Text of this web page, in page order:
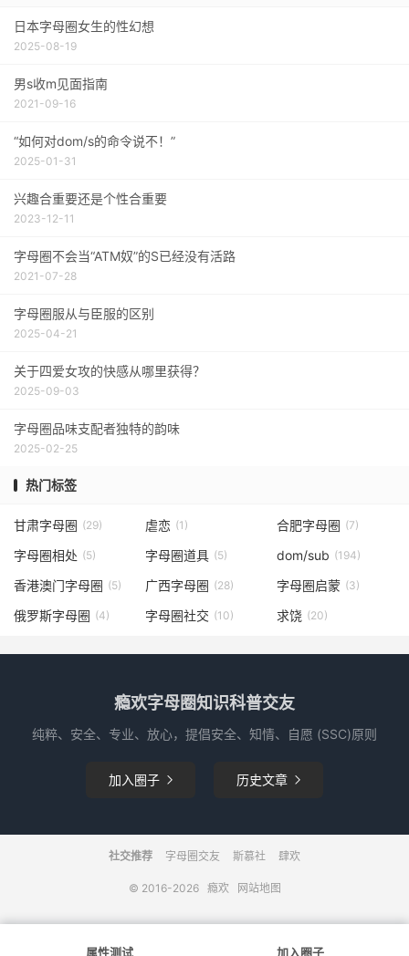
日本字母圈女生的性幻想
2025-08-19
男s收m见面指南
2021-09-16
“如何对dom/s的命令说不！”
2025-01-31
兴趣合重要还是个性合重要
2023-12-11
字母圈不会当“ATM奴”的S已经没有活路
2021-07-28
字母圈服从与臣服的区别
2025-04-21
关于四爱女攻的快感从哪里获得？
2025-09-03
字母圈品味支配者独特的韵味
2025-02-25
热门标签
甘肃字母圈 (29) 虐恋 (1) 合肥字母圈 (7)
字母圈相处 (5) 字母圈道具 (5) dom/sub (194)
香港澳门字母圈 (5) 广西字母圈 (28) 字母圈启蒙 (3)
俄罗斯字母圈 (4) 字母圈社交 (10) 求饶 (20)
瘾欢字母圈知识科普交友
纯粹、安全、专业、放心，提倡安全、知情、自愿 (SSC)原则
加入圈子  历史文章 
社交推荐 字母圈交友 斯慕社 肆欢
© 2016-2026 瘾欢 网站地图
属性测试 加入圈子